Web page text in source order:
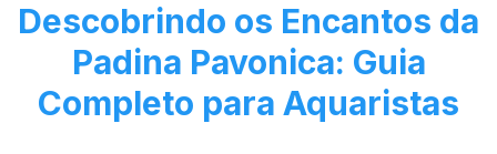
Descobrindo os Encantos da
Padina Pavonica: Guia
Completo para Aquaristas